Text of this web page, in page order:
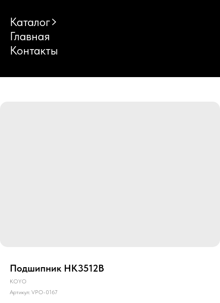
Каталог
Главная
Контакты
Подшипник HK3512B
KOYO
Артикул: VPO-0167